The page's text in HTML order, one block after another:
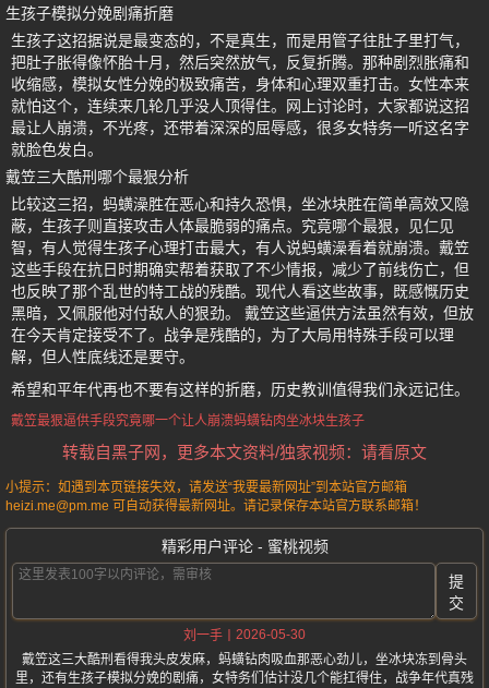
生孩子模拟分娩剧痛折磨
生孩子这招据说是最变态的，不是真生，而是用管子往肚子里打气，
把肚子胀得像怀胎十月，然后突然放气，反复折腾。那种剧烈胀痛和
收缩感，模拟女性分娩的极致痛苦，身体和心理双重打击。女性本来
就怕这个，连续来几轮几乎没人顶得住。网上讨论时，大家都说这招
最让人崩溃，不光疼，还带着深深的屈辱感，很多女特务一听这名字
就脸色发白。
戴笠三大酷刑哪个最狠分析
比较这三招，蚂蟥澡胜在恶心和持久恐惧，坐冰块胜在简单高效又隐
蔽，生孩子则直接攻击人体最脆弱的痛点。究竟哪个最狠，见仁见
智，有人觉得生孩子心理打击最大，有人说蚂蟥澡看着就崩溃。戴笠
这些手段在抗日时期确实帮着获取了不少情报，减少了前线伤亡，但
也反映了那个乱世的特工战的残酷。现代人看这些故事，既感慨历史
黑暗，又佩服他对付敌人的狠劲。 戴笠这些逼供方法虽然有效，但放
在今天肯定接受不了。战争是残酷的，为了大局用特殊手段可以理
解，但人性底线还是要守。
希望和平年代再也不要有这样的折磨，历史教训值得我们永远记住。
戴笠最狠逼供手段究竟哪一个让人崩溃蚂蟥钻肉坐冰块生孩子
转载自黑子网，更多本文资料/独家视频：请看原文
小提示：如遇到本页链接失效，请发送“我要最新网址”到本站官方邮箱
heizi.me@pm.me 可自动获得最新网址。请记录保存本站官方联系邮箱！
精彩用户评论 - 蜜桃视频
提
交
刘一手
2026-05-30
戴笠这三大酷刑看得我头皮发麻，蚂蟥钻肉吸血那恶心劲儿，坐冰块冻到骨头
里，还有生孩子模拟分娩的剧痛，女特务们估计没几个能扛得住，战争年代真残